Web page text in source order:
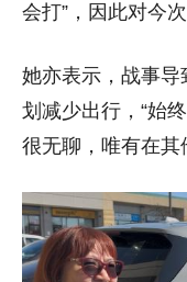
会打”，因此对今
她亦表示，战事
划减少出行，“始
很无聊，唯有在其